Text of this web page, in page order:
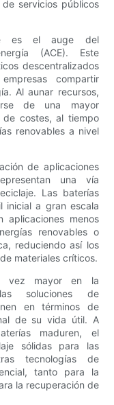
servicios públicos
es el auge del
(ACE). Este
descentralizados
compartir
Al aunar recursos,
de una mayor
de costes, al tiempo
renovables a nivel
de aplicaciones
una vía
Las baterías
inicial a gran escala
aplicaciones menos
renovables o
reduciendo así los
materiales críticos.
vez mayor en la
soluciones de
en términos de
de su vida útil. A
maduren, el
sólidas para las
tecnologías de
tanto para la
la recuperación de